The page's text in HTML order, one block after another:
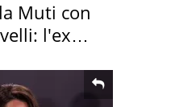
Muti con
l'ex